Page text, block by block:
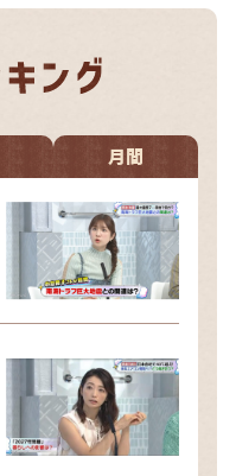
月間